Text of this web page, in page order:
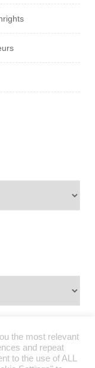
the most relevant
and repeat
to the use of ALL